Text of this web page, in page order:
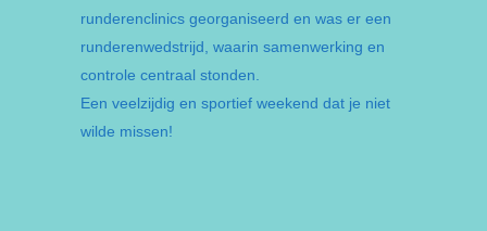
runderenclinics georganiseerd en was er een
runderenwedstrijd, waarin samenwerking en
controle centraal stonden.
Een veelzijdig en sportief weekend dat je niet
wilde missen!